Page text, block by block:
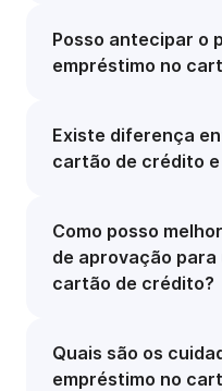
Posso antecipar o
empréstimo no
Existe diferença
cartão de crédito
Como posso
de aprovação para
cartão de crédito?
Quais são os
empréstimo no